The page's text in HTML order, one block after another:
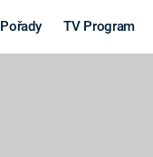
Pořady TV Program